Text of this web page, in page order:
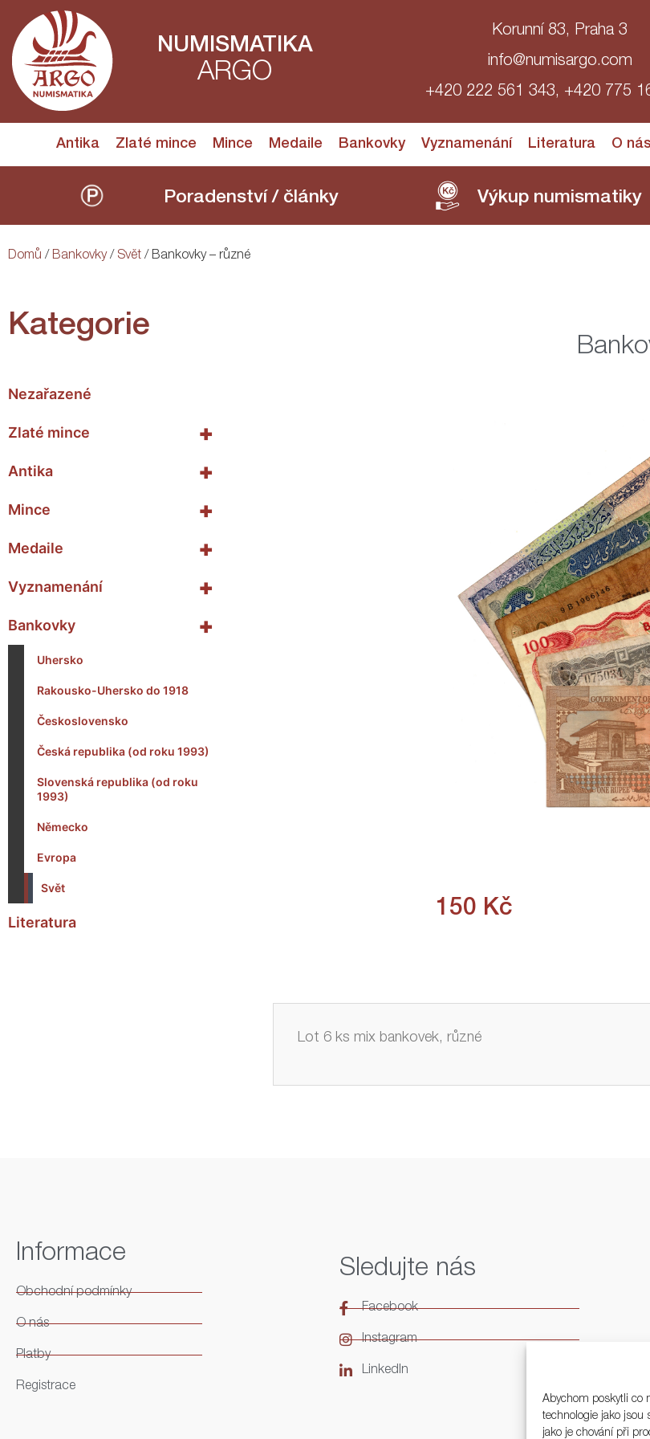
Abychom poskytli co
technologie jako jsou
jako je chování při
NUMISMATIKA
ARGO
Korunní 83, Praha 3
info@numisargo.com
+420 222 561 343, +420 775
Antika Zlaté mince Mince Medaile Bankovky Vyznamenání Literatura O nás
Poradenství / články Výkup numismatiky
Domů / Bankovky/ Svět / Bankovky – různé
Kategorie
Nezařazené
+
Zlaté mince
+
Antika
+
Mince
+
Medaile
+
Vyznamenání
+
Bankovky
Uhersko
Rakousko-Uhersko do 1918
Československo
Česká republika (od roku 1993)
Slovenská republika (od roku
1993)
Německo
Evropa
Svět
Literatura
150 Kč
Lot 6 ks mix bankovek, různé
Informace
Obchodní podmínky
O nás
Platby
Registrace
Sledujte nás
Facebook
Instagram
LinkedIn